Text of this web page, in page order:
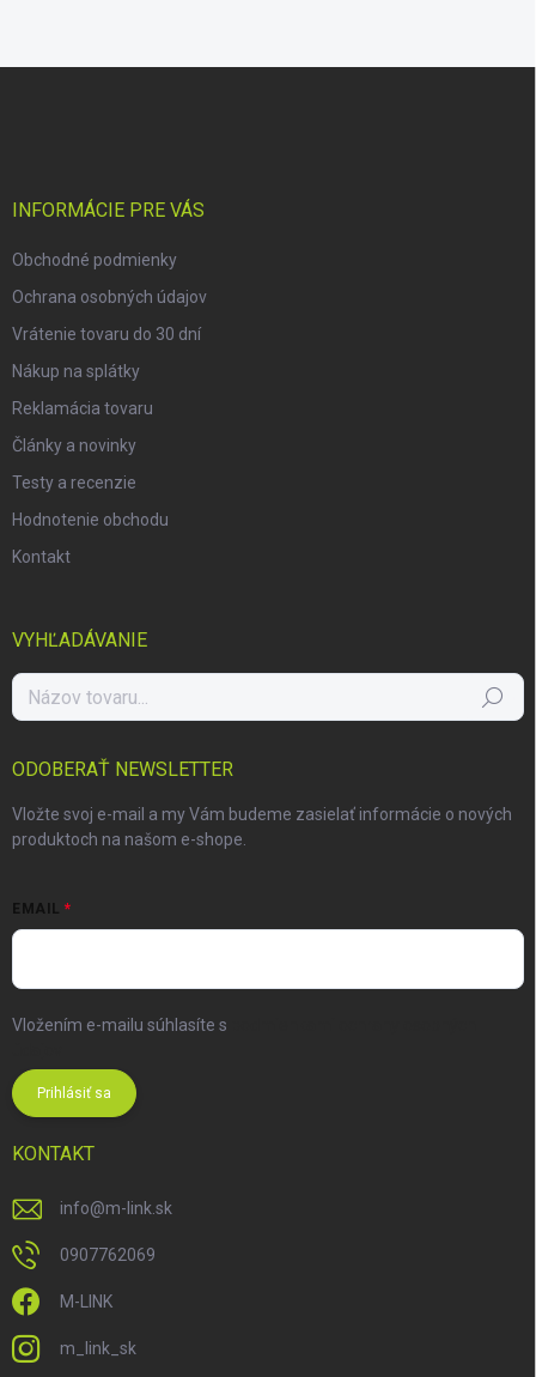
INFORMÁCIE PRE VÁS
Obchodné podmienky
Ochrana osobných údajov
Vrátenie tovaru do 30 dní
Nákup na splátky
Reklamácia tovaru
Články a novinky
Testy a recenzie
Hodnotenie obchodu
Kontakt
VYHĽADÁVANIE
Hľadať
ODOBERAŤ NEWSLETTER
Vložte svoj e-mail a my Vám budeme zasielať informácie o nových
produktoch na našom e-shope.
EMAIL
Vložením e-mailu súhlasíte s
Prihlásiť sa
KONTAKT
info@m-link.sk
0907762069
M-LINK
m_link_sk